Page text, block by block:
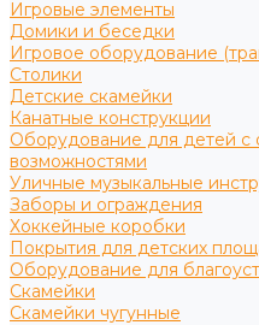
Игровые элементы
Домики и беседки
Игровое оборудование
Столики
Детские скамейки
Канатные конструкции
Оборудование для детей с
возможностями
Уличные музыкальные
Заборы и ограждения
Хоккейные коробки
Покрытия для детских
Оборудование для
Скамейки
Скамейки чугунные